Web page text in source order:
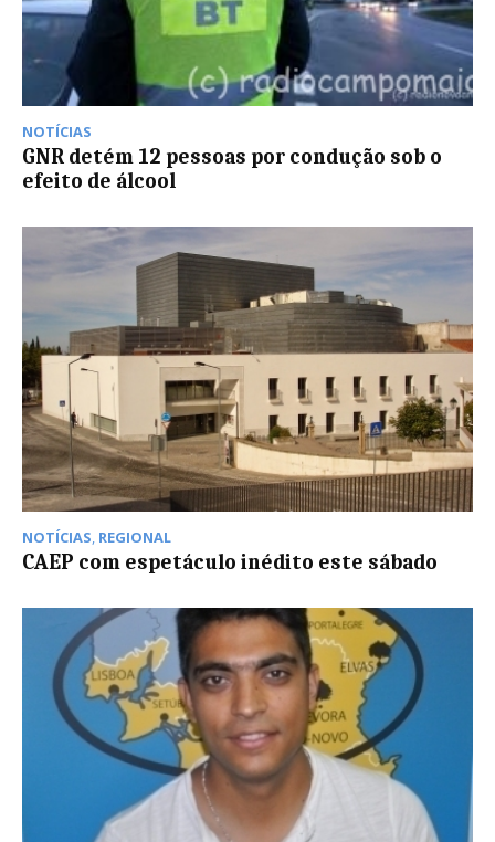
NOTÍCIAS
GNR detém 12 pessoas por condução sob o
efeito de álcool
NOTÍCIAS REGIONAL
CAEP com espetáculo inédito este sábado